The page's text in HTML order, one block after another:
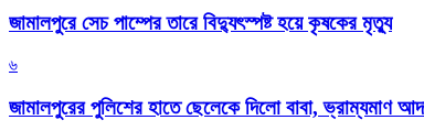
জামালপুরে সেচ পাম্পের তারে বিদ্যুৎস্পষ্ট হয়ে কৃষকের মৃত্যু
৬
জামালপুরের পুলিশের হাতে ছেলেকে দিলো বাবা, ভ্রাম্যমাণ